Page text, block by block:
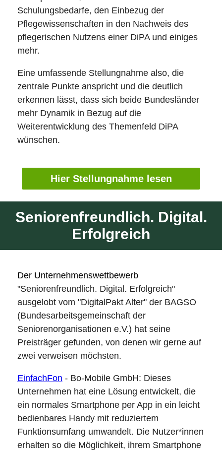
Schulungsbedarfe, den Einbezug der
Pflegewissenschaften in den Nachweis des
pflegerischen Nutzens einer DiPA und einiges
mehr.
Eine umfassende Stellungnahme also, die
zentrale Punkte anspricht und die deutlich
erkennen lässt, dass sich beide Bundesländer
mehr Dynamik in Bezug auf die
Weiterentwicklung des Themenfeld DiPA
wünschen.
Hier Stellungnahme lesen
Seniorenfreundlich. Digital.
Erfolgreich
Der Unternehmenswettbewerb
"Seniorenfreundlich. Digital. Erfolgreich"
ausgelobt vom "DigitalPakt Alter" der BAGSO
(Bundesarbeitsgemeinschaft der
Seniorenorganisationen e.V.) hat seine
Preisträger gefunden, von denen wir gerne auf
zwei verweisen möchsten.
EinfachFon - Bo-Mobile GmbH: Dieses
Unternehmen hat eine Lösung entwickelt, die
ein normales Smartphone per App in ein leicht
bedienbares Handy mit reduziertem
Funktionsumfang umwandelt. Die Nutzer*innen
erhalten so die Möglichkeit, ihrem Smartphone